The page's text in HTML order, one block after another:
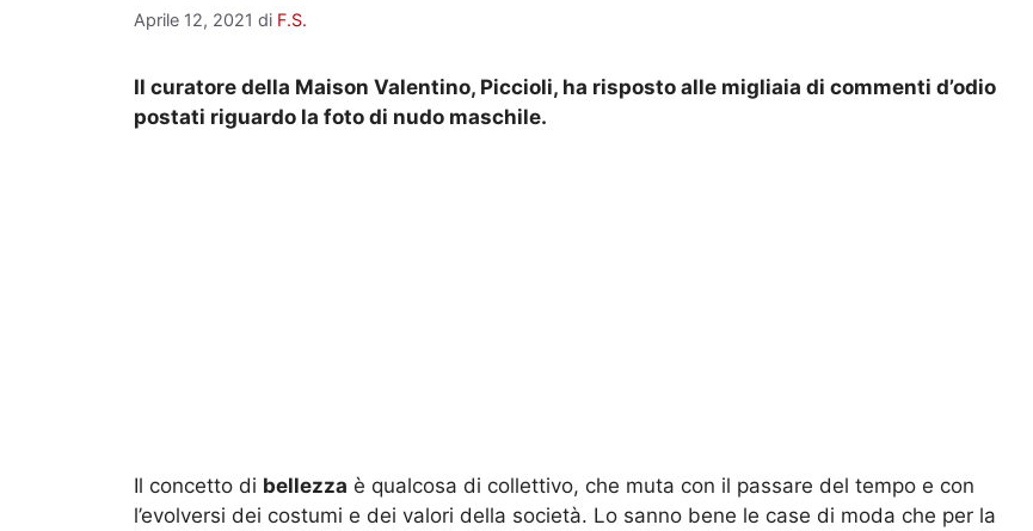
Aprile 12, 2021 di F.S.
Il curatore della Maison Valentino, Piccioli, ha risposto alle migliaia di commenti d’odio
postati riguardo la foto di nudo maschile.
Il concetto di bellezza è qualcosa di collettivo, che muta con il passare del tempo e con
l’evolversi dei costumi e dei valori della società. Lo sanno bene le case di moda che per la